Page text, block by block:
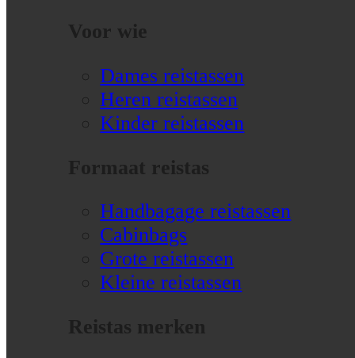
Voor wie
Dames reistassen
Heren reistassen
Kinder reistassen
Formaat reistas
Handbagage reistassen
Cabinbags
Grote reistassen
Kleine reistassen
Reistas merken